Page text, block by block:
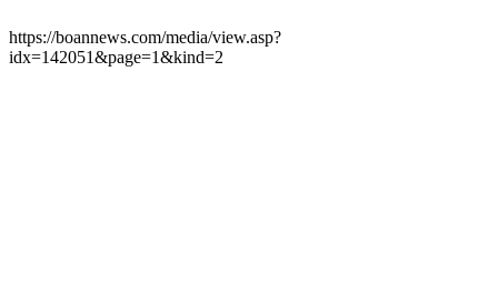
https://boannews.com/media/view.asp?
idx=142051&page=1&kind=2